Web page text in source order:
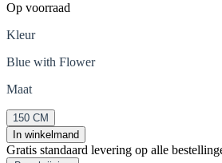
Op voorraad
Kleur
Blue with Flower
Maat
150 CM
In winkelmand
Gratis standaard levering op alle